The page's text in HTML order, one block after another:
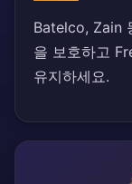
Batelco, Zain
을 보호하고
유지하세요.